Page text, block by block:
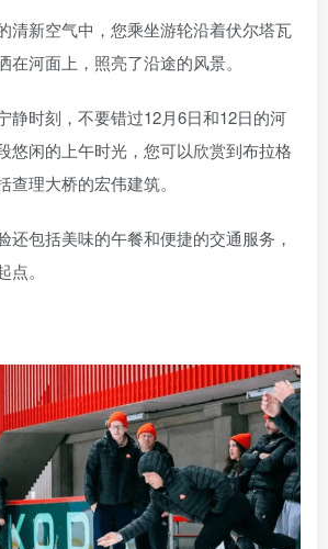
清新空气中，您乘坐游轮沿着伏尔塔瓦
在河面上，照亮了沿途的风景。
静时刻，不要错过12月6日和12日的河
悠闲的上午时光，您可以欣赏到布拉格
查理大桥的宏伟建筑。
还包括美味的午餐和便捷的交通服务，
。